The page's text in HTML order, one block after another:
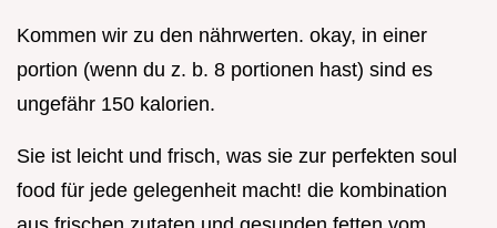
Kommen wir zu den nährwerten. okay, in einer
portion (wenn du z. b. 8 portionen hast) sind es
ungefähr 150 kalorien.
Sie ist leicht und frisch, was sie zur perfekten soul
food für jede gelegenheit macht! die kombination